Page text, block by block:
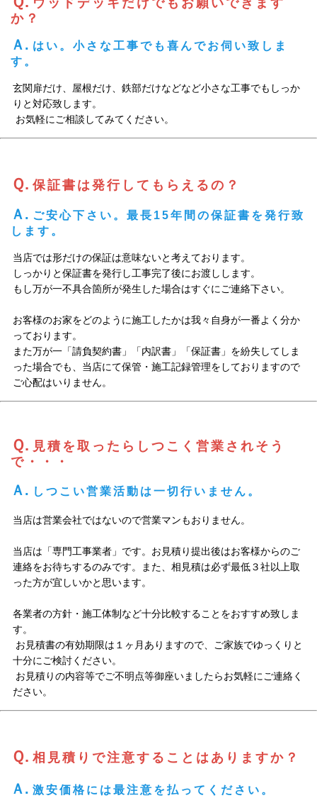
ウッドデッキだけでもお願いできます
か？
Ａ. はい。小さな工事でも喜んでお伺い致しま
す。
玄関扉だけ、屋根だけ、鉄部だけなどなど小さな工事でもしっか
りと対応致します。
お気軽にご相談してみてください。
Ｑ. 保証書は発行してもらえるの？
Ａ. ご安心下さい。最長15年間の保証書を発行致
します。
当店では形だけの保証は意味ないと考えております。
しっかりと保証書を発行し工事完了後にお渡しします。
もし万が一不具合箇所が発生した場合はすぐにご連絡下さい。
お客様のお家をどのように施工したかは我々自身が一番よく分か
っております。
また万が一「請負契約書」「内訳書」「保証書」を紛失してしま
った場合でも、当店にて保管・施工記録管理をしておりますので
ご心配はいりません。
Ｑ. 見積を取ったらしつこく営業されそう
で・・・
Ａ. しつこい営業活動は一切行いません。
当店は営業会社ではないので営業マンもおりません。
当店は「専門工事業者」です。お見積り提出後はお客様からのご
連絡をお待ちするのみです。また、相見積は必ず最低３社以上取
った方が宜しいかと思います。
各業者の方針・施工体制など十分比較することをおすすめ致しま
す。
お見積書の有効期限は１ヶ月ありますので、ご家族でゆっくりと
十分にご検討ください。
お見積りの内容等でご不明点等御座いましたらお気軽にご連絡く
ださい。
Ｑ. 相見積りで注意することはありますか？
Ａ. 激安価格には最注意を払ってください。